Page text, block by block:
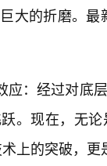
大的折磨。
应：经过对底
。现在，无
上的突破，